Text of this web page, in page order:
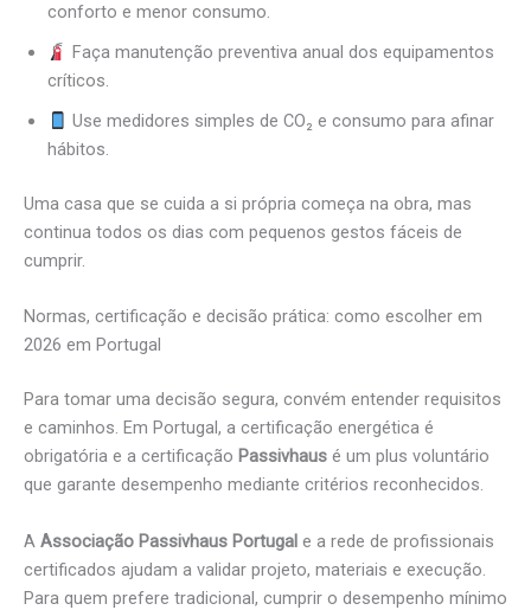
conforto e menor consumo.
Faça manutenção preventiva anual dos equipamentos
críticos.
Use medidores simples de CO₂ e consumo para afinar
hábitos.
Uma casa que se cuida a si própria começa na obra, mas
continua todos os dias com pequenos gestos fáceis de
cumprir.
Normas, certificação e decisão prática: como escolher em
2026 em Portugal
Para tomar uma decisão segura, convém entender requisitos
e caminhos. Em Portugal, a certificação energética é
obrigatória e a certificação Passivhaus é um plus voluntário
que garante desempenho mediante critérios reconhecidos.
A Associação Passivhaus Portugal e a rede de profissionais
certificados ajudam a validar projeto, materiais e execução.
Para quem prefere tradicional, cumprir o desempenho mínimo